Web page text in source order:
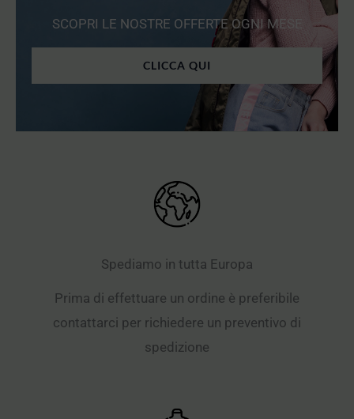
SCOPRI LE NOSTRE OFFERTE OGNI MESE
CLICCA QUI
Spediamo in tutta Europa
Prima di effettuare un ordine è preferibile
contattarci per richiedere un preventivo di
spedizione